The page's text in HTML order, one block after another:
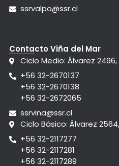
ssrvalpo@ssr.cl
Contacto Viña del Mar
Ciclo Medio: Álvarez
+56 32-2670137
+56 32-2670138
+56 32-2672065
ssrvina@ssr.cl
Ciclo Básico: Álvarez
+56 32-2117277
+56 32-2117281
+56 32-2117289